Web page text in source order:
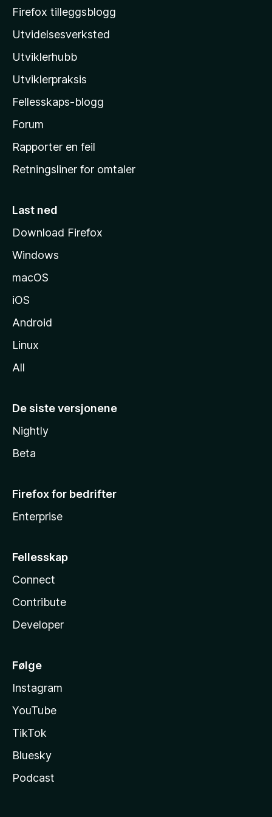
o
l
l
s
h
j
m
e
i
d
Firefox tilleggsblogg
Utvidelsesverksted
Utviklerhubb
Utviklerpraksis
Fellesskaps-blogg
Forum
Rapporter en feil
Retningsliner for omtaler
Last ned
Download Firefox
Windows
macOS
iOS
Android
Linux
All
De siste versjonene
Nightly
Beta
Firefox for bedrifter
Enterprise
Fellesskap
Connect
Contribute
Developer
Følge
Instagram
YouTube
TikTok
Bluesky
Podcast